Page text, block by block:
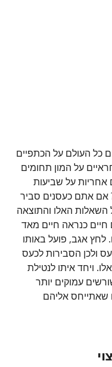
כל העולם על הכתפיים
על המון תחומים
אחריות על שביעות
אם אתם כעסנים סביר
השאלות האלו והתוצאה
כנראה חיים מאד
לחץ אגב, פועל באותו
ולכן הסבירות לכעס
ויחד איתו לנטילת
עמוקים יותר
שאתייחס אליהם